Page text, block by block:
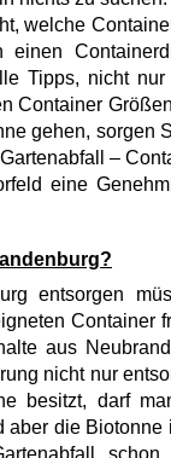
welche
Tipps, nicht
Container
gehen, sorgen
–
eine
entsorgen
Container
aus
nicht nur
besitzt, darf
die